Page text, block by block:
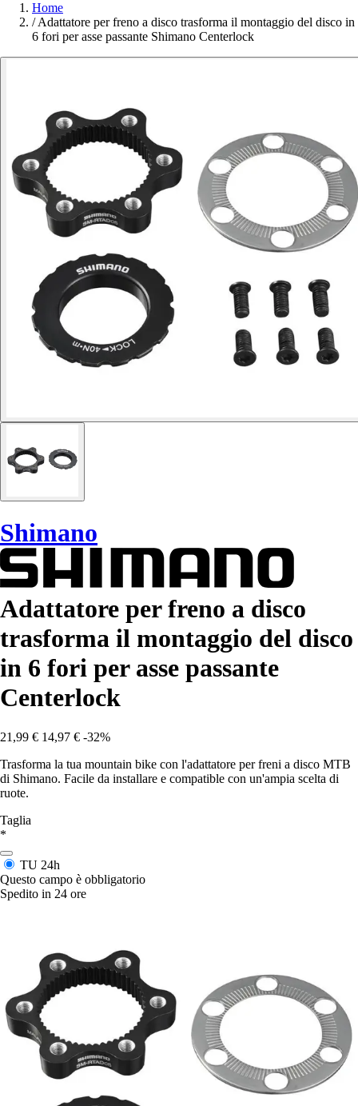
Home
/Adattatore per freno a disco trasforma il montaggio del disco in
6 fori per asse passante Shimano Centerlock
Shimano
Adattatore per freno a disco
trasforma il montaggio del disco
in 6 fori per asse passante
Centerlock
21,99 € 14,97 € -32%
Trasforma la tua mountain bike con l'adattatore per freni a disco MTB
di Shimano. Facile da installare e compatible con un'ampia scelta di
ruote.
Taglia
*
TU 24h
Questo campo è obbligatorio
Spedito in 24 ore